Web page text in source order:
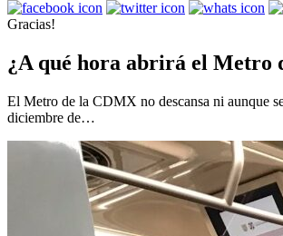
Gracias!
¿A qué hora abrirá el Metro
El Metro de la CDMX no descansa ni aunque
diciembre de…